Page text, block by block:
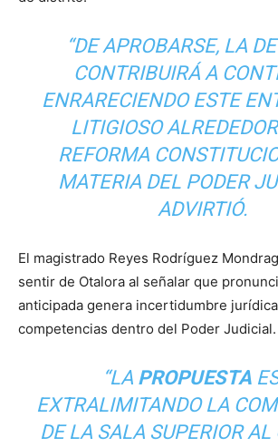
“DE APROBARSE, LA
CONTRIBUIRÁ A
ENRARECIENDO ESTE
LITIGIOSO
REFORMA
MATERIA DEL PODER
ADVIRTIÓ.
El magistrado Reyes Rodríguez
sentir de Otalora al señalar que
anticipada genera incertidumbre
competencias dentro del Poder Judicial.
“LA PROPUESTA
EXTRALIMITANDO LA
DE LA SALA SUPERIOR AL